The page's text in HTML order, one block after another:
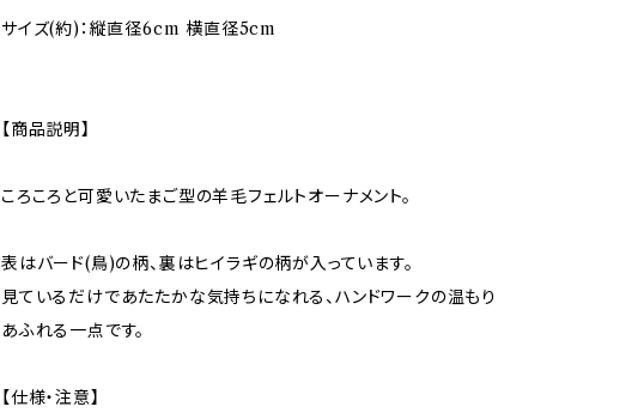
サイズ(約)：縦直径6cm 横直径5cm
【商品説明】
ころころと可愛いたまご型の羊毛フェルトオーナメント。
表はバード(鳥)の柄、裏はヒイラギの柄が入っています。
見ているだけであたたかな気持ちになれる、ハンドワークの温もり
あふれる一点です。
【仕様・注意】